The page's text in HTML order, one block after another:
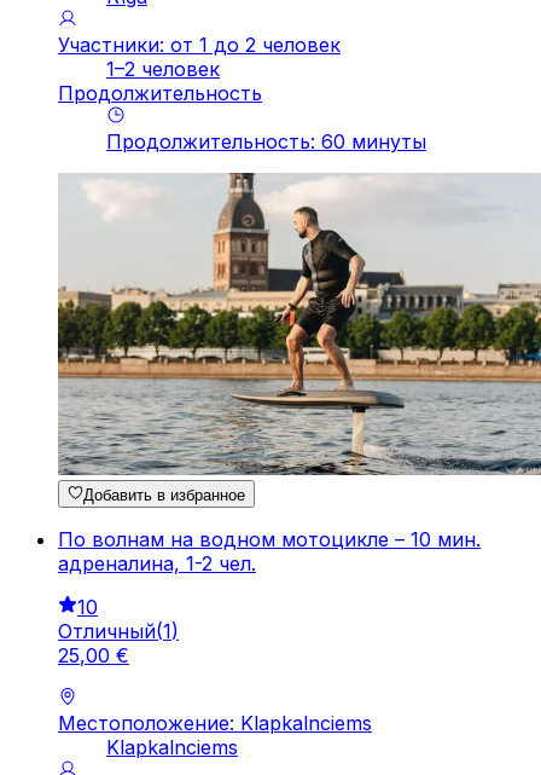
Участники: от 1 до 2 человек
1–2 человек
Продолжительность
Продолжительность: 60 минуты
Добавить в избранное
По волнам на водном мотоцикле – 10 мин.
адреналина, 1-2 чел.
10
Отличный(1)
25,00 €
Местоположение: Klapkalnciems
Klapkalnciems